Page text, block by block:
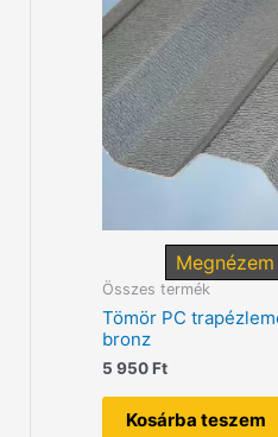
Megnézem
Összes termék
Tömör PC
bronz
5 950Ft
Kosárba teszem